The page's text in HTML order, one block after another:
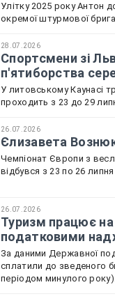
Улітку 2025 року Антон
окремої штурмової
28.07.2026
Спортсмени зі
п'ятиборства
У литовському Каунасі
проходить з 23 до 29
26.07.2026
Єлизавета
Чемпіонат Європи з
відбувся з 23 по 26
26.07.2026
Туризм працює на
податковими
За даними Державної
сплатили до зведеного
періодом минулого